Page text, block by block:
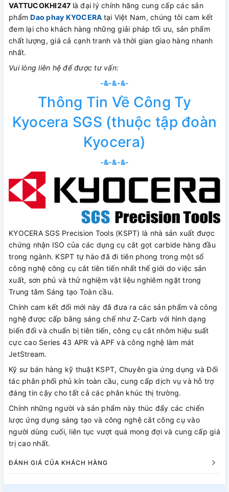
VATTUCOKHI247 là đại lý chính hãng cung cấp các sản
phẩmDao phay KYOCERA tại Việt Nam, chúng tôi cam kết
đem lại cho khách hàng những giải pháp tối ưu, sản phẩm
chất lượng, giá cả cạnh tranh và thời gian giao hàng nhanh
nhất.
Vui lòng liên hệ để được tư vấn:
-&-&-&-
Thông Tin Về Công Ty
Kyocera SGS (thuộc tập đoàn
Kyocera)
-&-&-&-
KYOCERA SGS Precision Tools (KSPT) là nhà sản xuất được
chứng nhận ISO của các dụng cụ cắt gọt carbide hàng đầu
trong ngành. KSPT tự hào đã đi tiên phong trong một số
công nghệ công cụ cắt tiên tiến nhất thế giới do việc sản
xuất, sơn phủ và thử nghiệm vật liệu nghiêm ngặt trong
Trung tâm Sáng tạo Toàn cầu.
Chính cam kết đổi mới này đã đưa ra các sản phẩm và công
nghệ được cấp bằng sáng chế như Z-Carb với hình dạng
biến đổi và chuẩn bị tiên tiến, công cụ cắt nhôm hiệu suất
cực cao Series 43 APR và APF và công nghệ làm mát
JetStream.
Kỹ sư bán hàng kỹ thuật KSPT, Chuyên gia ứng dụng và Đối
tác phân phối phủ kín toàn cầu, cung cấp dịch vụ và hỗ trợ
đáng tin cậy cho tất cả các phân khúc thị trường.
Chính những người và sản phẩm này thúc đẩy các chiến
lược ứng dụng sáng tạo và công nghệ cắt công cụ vào
người dùng cuối, liên tục vượt quá mong đợi và cung cấp giá
trị cao nhất.
ĐÁNH GIÁ CỦA KHÁCH HÀNG